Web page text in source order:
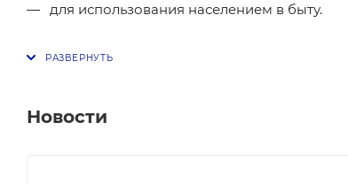
для использования населением в быту.
Новости